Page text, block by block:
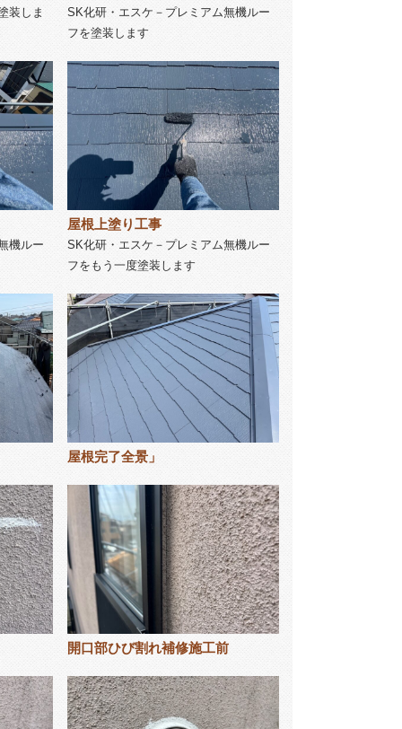
装しま
SK化研・エスケ－プレミアム無機ルー
フを塗装します
機ルー
屋根上塗り工事
SK化研・エスケ－プレミアム無機ルー
フをもう一度塗装します
屋根完了全景」
開口部ひび割れ補修施工前